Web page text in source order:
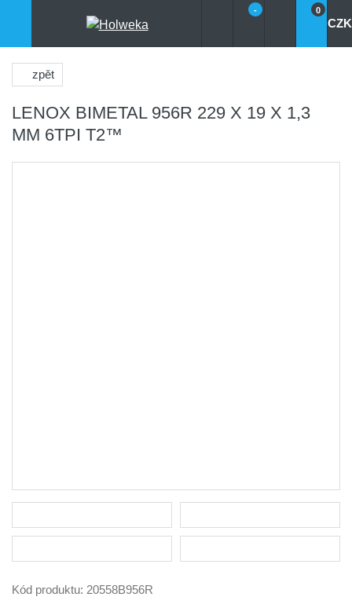
- 0
CZK
zpět
LENOX BIMETAL 956R 229 X 19 X 1,3
MM 6TPI T2™
Kód produktu: 20558B956R